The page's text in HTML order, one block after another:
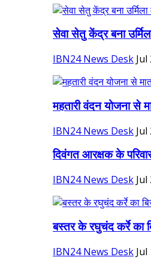
सेवा सेतु केंद्र बना
IBN24 News Desk Jul
महतारी वंदन योजना से
IBN24 News Desk Jul
दिवंगत आरक्षक के
IBN24 News Desk Jul
बस्तर के रघुचंद कर्रे का
IBN24 News Desk Jul